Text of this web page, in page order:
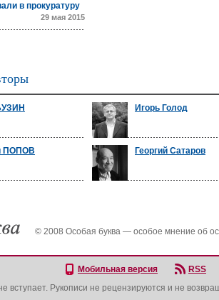
в прокуратуру
29 мая 2015
Игорь Голод
ПОПОВ Георгий Сатаров
© 2008 Особая буква — особое мнение об
Мобильная версия
RSS
вступает. Рукописи не рецензируются и не